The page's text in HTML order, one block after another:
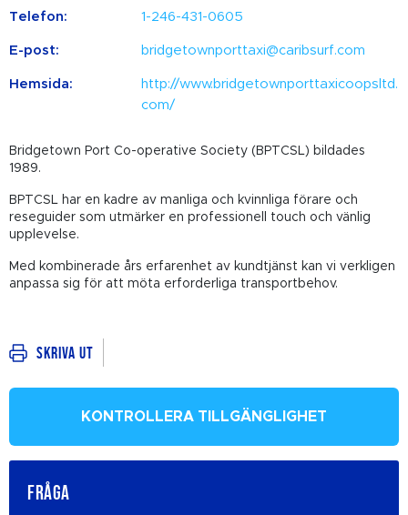
Telefon: 1-246-431-0605
E-post: bridgetownporttaxi@caribsurf.com
Hemsida:
http://www.bridgetownporttaxicoopsltd.
com/
Bridgetown Port Co-operative Society (BPTCSL) bildades
1989.
BPTCSL har en kadre av manliga och kvinnliga förare och
reseguider som utmärker en professionell touch och vänlig
upplevelse.
Med kombinerade års erfarenhet av kundtjänst kan vi verkligen
anpassa sig för att möta erforderliga transportbehov.
Skriva ut
KONTROLLERA TILLGÄNGLIGHET
FRÅGA